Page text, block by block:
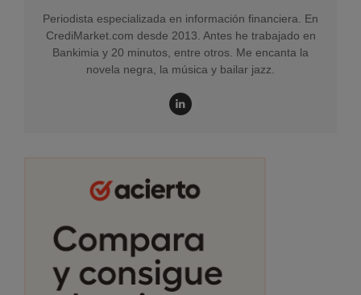
Periodista especializada en información financiera. En
CrediMarket.com desde 2013. Antes he trabajado en
Bankimia y 20 minutos, entre otros. Me encanta la
novela negra, la música y bailar jazz.